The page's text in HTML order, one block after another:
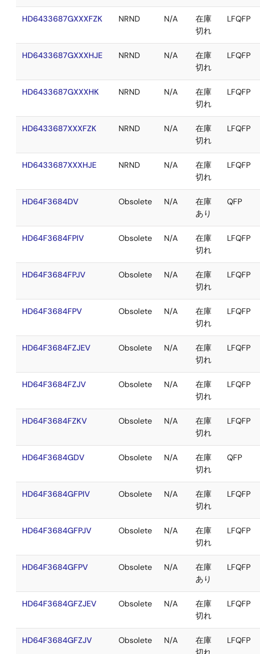
HD6433687GXXXFZK NRND N/A
在庫
切れ
LFQFP
HD6433687GXXXHJE NRND N/A
在庫
切れ
LFQFP
HD6433687GXXXHK NRND N/A
在庫
切れ
LFQFP
HD6433687XXXFZK NRND N/A
在庫
切れ
LFQFP
HD6433687XXXHJE NRND N/A
在庫
切れ
LFQFP
HD64F3684DV Obsolete N/A
在庫
あり
QFP
HD64F3684FPIV Obsolete N/A
在庫
切れ
LFQFP
HD64F3684FPJV Obsolete N/A
在庫
切れ
LFQFP
HD64F3684FPV Obsolete N/A
在庫
切れ
LFQFP
HD64F3684FZJEV Obsolete N/A
在庫
切れ
LFQFP
HD64F3684FZJV Obsolete N/A
在庫
切れ
LFQFP
HD64F3684FZKV Obsolete N/A
在庫
切れ
LFQFP
HD64F3684GDV Obsolete N/A
在庫
切れ
QFP
HD64F3684GFPIV Obsolete N/A
在庫
切れ
LFQFP
HD64F3684GFPJV Obsolete N/A
在庫
切れ
LFQFP
HD64F3684GFPV Obsolete N/A
在庫
あり
LFQFP
HD64F3684GFZJEV Obsolete N/A
在庫
切れ
LFQFP
HD64F3684GFZJV Obsolete N/A
在庫
LFQFP